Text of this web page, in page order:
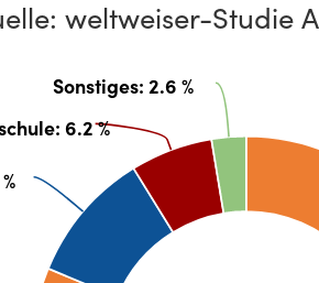
weltweiser-Studie
: 6.2 %
Sonstiges: 2.6 %